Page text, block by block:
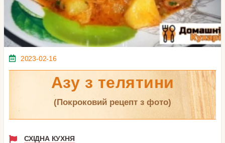
2023-02-16
Азу з телятини
(покроковий рецепт з фото)
СХІДНА КУХНЯ